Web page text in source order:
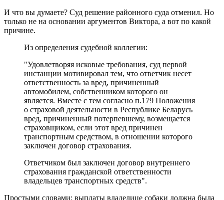
И что вы думаете? Суд решение районного суда отменил. Но
только не на основании аргументов Виктора, а вот по какой
причине.
Из определения судебной коллегии:
"Удовлетворяя исковые требования, суд первой
инстанции мотивировал тем, что ответчик несет
ответственность за вред, причиненный
автомобилем, собственником которого он
является. Вместе с тем согласно п.179 Положения
о страховой деятельности в Республике Беларусь
вред, причиненный потерпевшему, возмещается
страховщиком, если этот вред причинен
транспортным средством, в отношении которого
заключен договор страхования.
Ответчиком был заключен договор внутреннего
страхования гражданской ответственности
владельцев транспортных средств".
Простыми словами: выплаты владелице собаки должна была